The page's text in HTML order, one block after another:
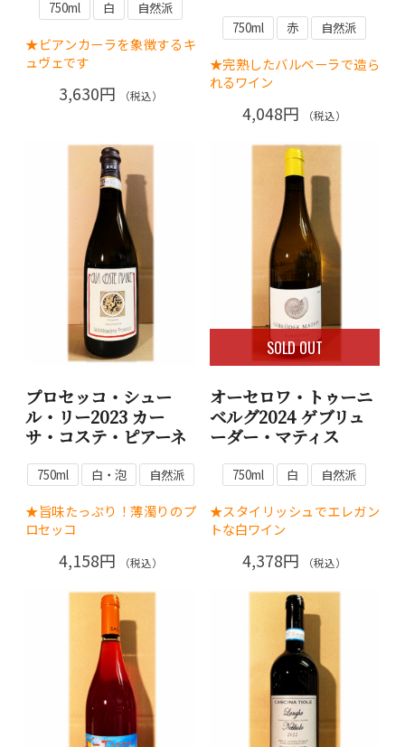
750ml 白 自然派
★ビアンカーラを象徴するキ
ュヴェです
3,630円 （税込）
750ml 赤 自然派
★完熟したバルベーラで造ら
れるワイン
4,048円 （税込）
プロセッコ・シュー
ル・リー2023 カー
サ・コステ・ピアーネ
750ml 白・泡 自然派
★旨味たっぷり！薄濁りのプ
ロセッコ
4,158円 （税込）
SOLD OUT
オーセロワ・トゥーニ
ベルグ2024 ゲブリュ
ーダー・マティス
750ml 白 自然派
★スタイリッシュでエレガン
トな白ワイン
4,378円 （税込）